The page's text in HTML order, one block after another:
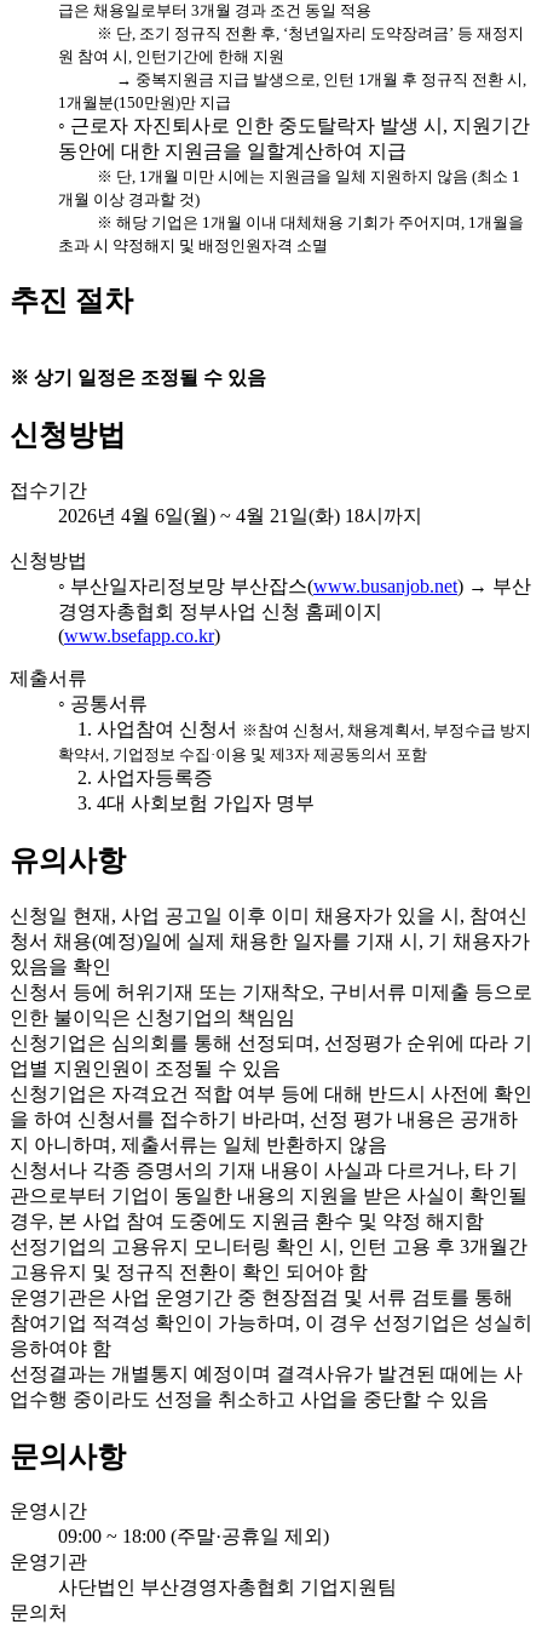
급은 채용일로부터 3개월 경과 조건 동일 적용
※ 단, 조기 정규직 전환 후, ‘청년일자리 도약장려금’ 등 재정지
원 참여 시, 인턴기간에 한해 지원
→ 중복지원금 지급 발생으로, 인턴 1개월 후 정규직 전환 시,
1개월분(150만원)만 지급
◦ 근로자 자진퇴사로 인한 중도탈락자 발생 시, 지원기간
동안에 대한 지원금을 일할계산하여 지급
※ 단, 1개월 미만 시에는 지원금을 일체 지원하지 않음 (최소 1
개월 이상 경과할 것)
※ 해당 기업은 1개월 이내 대체채용 기회가 주어지며, 1개월을
초과 시 약정해지 및 배정인원자격 소멸
추진 절차
※ 상기 일정은 조정될 수 있음
신청방법
접수기간
2026년 4월 6일(월) ~ 4월 21일(화) 18시까지
신청방법
◦ 부산일자리정보망 부산잡스(www.busanjob.net) → 부산
경영자총협회 정부사업 신청 홈페이지
(www.bsefapp.co.kr)
제출서류
◦ 공통서류
1. 사업참여 신청서 ※참여 신청서, 채용계획서, 부정수급 방지
확약서, 기업정보 수집·이용 및 제3자 제공동의서 포함
2. 사업자등록증
3. 4대 사회보험 가입자 명부
유의사항
신청일 현재, 사업 공고일 이후 이미 채용자가 있을 시, 참여신
청서 채용(예정)일에 실제 채용한 일자를 기재 시, 기 채용자가
있음을 확인
신청서 등에 허위기재 또는 기재착오, 구비서류 미제출 등으로
인한 불이익은 신청기업의 책임임
신청기업은 심의회를 통해 선정되며, 선정평가 순위에 따라 기
업별 지원인원이 조정될 수 있음
신청기업은 자격요건 적합 여부 등에 대해 반드시 사전에 확인
을 하여 신청서를 접수하기 바라며, 선정 평가 내용은 공개하
지 아니하며, 제출서류는 일체 반환하지 않음
신청서나 각종 증명서의 기재 내용이 사실과 다르거나, 타 기
관으로부터 기업이 동일한 내용의 지원을 받은 사실이 확인될
경우, 본 사업 참여 도중에도 지원금 환수 및 약정 해지함
선정기업의 고용유지 모니터링 확인 시, 인턴 고용 후 3개월간
고용유지 및 정규직 전환이 확인 되어야 함
운영기관은 사업 운영기간 중 현장점검 및 서류 검토를 통해
참여기업 적격성 확인이 가능하며, 이 경우 선정기업은 성실히
응하여야 함
선정결과는 개별통지 예정이며 결격사유가 발견된 때에는 사
업수행 중이라도 선정을 취소하고 사업을 중단할 수 있음
문의사항
운영시간
09:00 ~ 18:00 (주말·공휴일 제외)
운영기관
사단법인 부산경영자총협회 기업지원팀
문의처